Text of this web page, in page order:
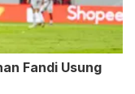
Fandi Usung